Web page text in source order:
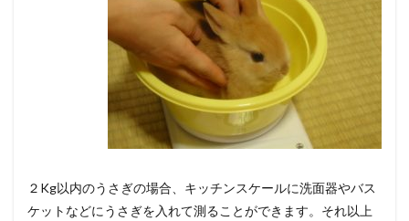
２Kg以内のうさぎの場合、キッチンスケールに洗面器やバス
ケットなどにうさぎを入れて測ることができます。それ以上